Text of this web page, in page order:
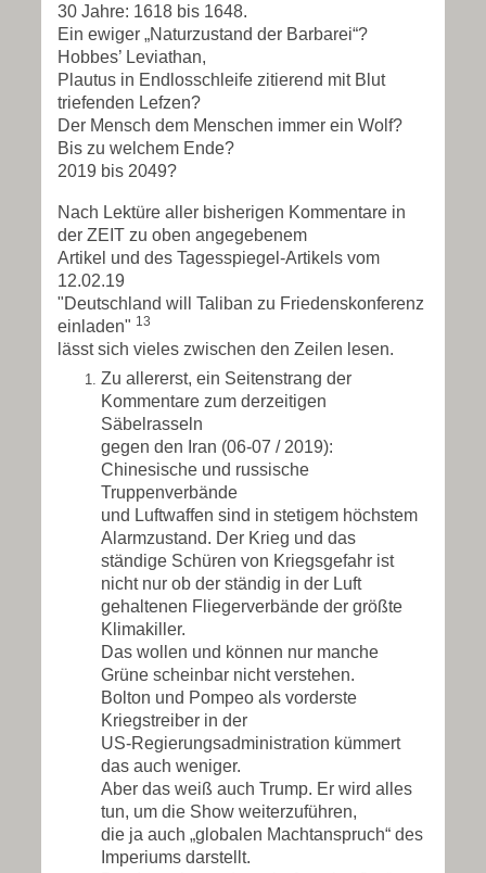
30 Jahre: 1618 bis 1648.
Ein ewiger „Naturzustand der Barbarei“?
Hobbes’ Leviathan,
Plautus in Endlosschleife zitierend mit Blut
triefenden Lefzen?
Der Mensch dem Menschen immer ein Wolf?
Bis zu welchem Ende?
2019 bis 2049?
Nach Lektüre aller bisherigen Kommentare in
der ZEIT zu oben angegebenem
Artikel und des Tagesspiegel-Artikels vom
12.02.19
"Deutschland will Taliban zu Friedenskonferenz
einladen" 13
lässt sich vieles zwischen den Zeilen lesen.
Zu allererst, ein Seitenstrang der
Kommentare zum derzeitigen
Säbelrasseln
gegen den Iran (06-07 / 2019):
Chinesische und russische
Truppenverbände
und Luftwaffen sind in stetigem höchstem
Alarmzustand. Der Krieg und das
ständige Schüren von Kriegsgefahr ist
nicht nur ob der ständig in der Luft
gehaltenen Fliegerverbände der größte
Klimakiller.
Das wollen und können nur manche
Grüne scheinbar nicht verstehen.
Bolton und Pompeo als vorderste
Kriegstreiber in der
US-Regierungsadministration kümmert
das auch weniger.
Aber das weiß auch Trump. Er wird alles
tun, um die Show weiterzuführen,
die ja auch „globalen Machtanspruch“ des
Imperiums darstellt.